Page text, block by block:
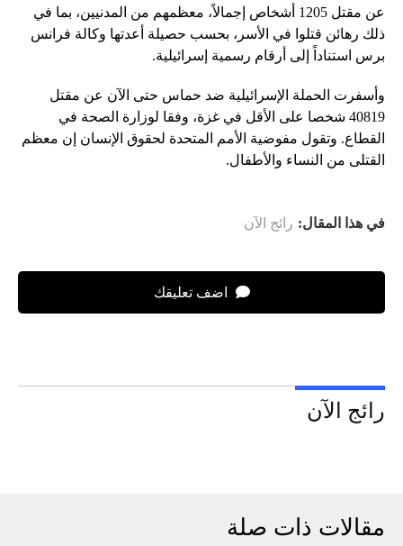
عن مقتل 1205 أشخاص إجمالاً، معظمهم من المدنيين، بما في
ذلك رهائن قتلوا في الأسر، بحسب حصيلة أعدتها وكالة فرانس
برس استناداً إلى أرقام رسمية إسرائيلية.
وأسفرت الحملة الإسرائيلية ضد حماس حتى الآن عن مقتل
40819 شخصا على الأقل في غزة، وفقا لوزارة الصحة في
القطاع. وتقول مفوضية الأمم المتحدة لحقوق الإنسان إن معظم
القتلى من النساء والأطفال.
في هذا المقال: رائج الآن
اضف تعليقك
رائج الآن
مقالات ذات صلة